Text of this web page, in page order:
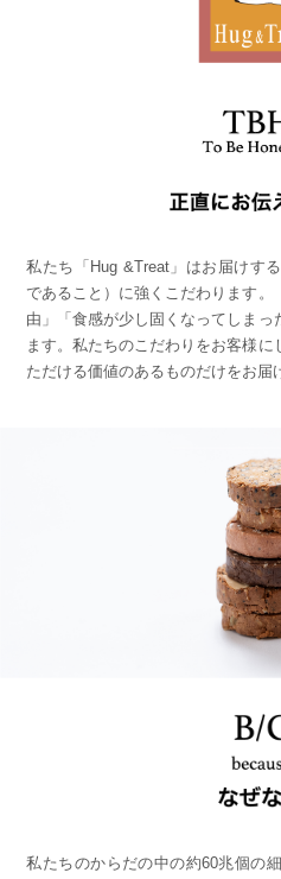
私たち「Hug &Treat」はお届けす
であること）に強くこだわります
由」「食感が少し固くなってしまっ
ます。私たちのこだわりをお客様
ただける価値のあるものだけをお届
私たちのからだの中の約60兆個の